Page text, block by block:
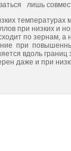
лишь
при низких и
по зернам, а
при
вдоль границ
даже и при